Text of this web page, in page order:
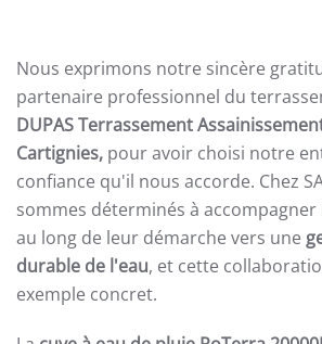
Nous exprimons notre sincère
partenaire professionnel du
DUPAS Terrassement
Cartignies, pour avoir choisi notre
confiance qu'il nous accorde. Chez
sommes déterminés à
au long de leur démarche vers une
durable de l'eau, et cette
exemple concret.